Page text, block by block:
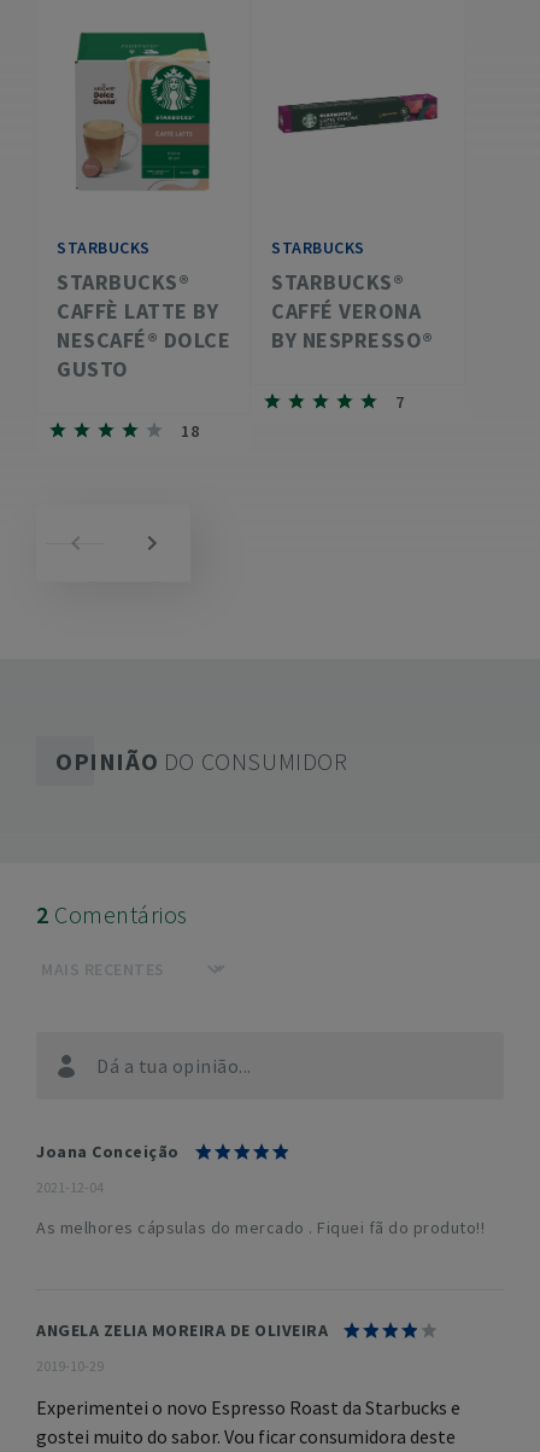
STARBUCKS
STARBUCKS®
CAFFÈ LATTE BY
NESCAFÉ® DOLCE
GUSTO
18
STARBUCKS
STARBUCKS®
CAFFÉ VERONA
BY NESPRESSO®
7
OPINIÃO DO CONSUMIDOR
Dá a tua opinião...
2 Comentários
Joana Conceição
2021-12-04
As melhores cápsulas do mercado . Fiquei fã do produto!!
ANGELA ZELIA MOREIRA DE OLIVEIRA
2019-10-29
Experimentei o novo Espresso Roast da Starbucks e
gostei muito do sabor. Vou ficar consumidora deste